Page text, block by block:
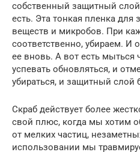
собственный защитный
есть. Эта тонкая пленка
веществ и микробов. При
соответственно, убираем. И
ее вновь. А вот есть мыться
успевать обновляться, и
убираться, и защитный слой
Скраб действует более
свой плюс, когда мы хотим
от мелких частиц,
использовании мы